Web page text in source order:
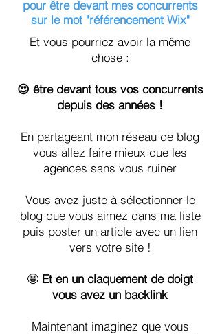
pour être devant mes concurrents
sur le mot "référencement Wix"
Et vous pourriez avoir la même
chose :
😍 être devant tous vos concurrents
depuis des années !
En partageant mon réseau de blog
vous allez faire mieux que les
agences sans vous ruiner
Vous avez juste à sélectionner le
blog que vous aimez dans ma liste
puis poster un article avec un lien
vers votre site !
🤩 Et en un claquement de doigt
vous avez un backlink
Maintenant imaginez que vous